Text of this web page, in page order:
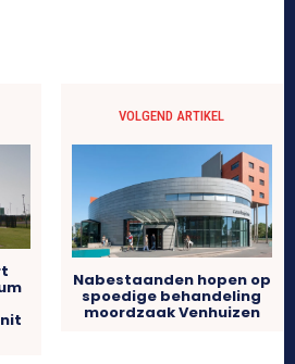
VOLGEND ARTIKEL
Nabestaanden hopen op
spoedige behandeling
moordzaak Venhuizen